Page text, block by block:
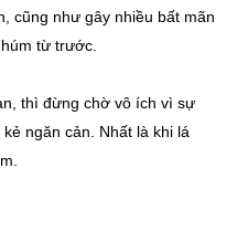
cũng như gây nhiều bất mãn
từ trước.
thì đừng chờ vô ích vì sự
ngăn cản. Nhất là khi lá